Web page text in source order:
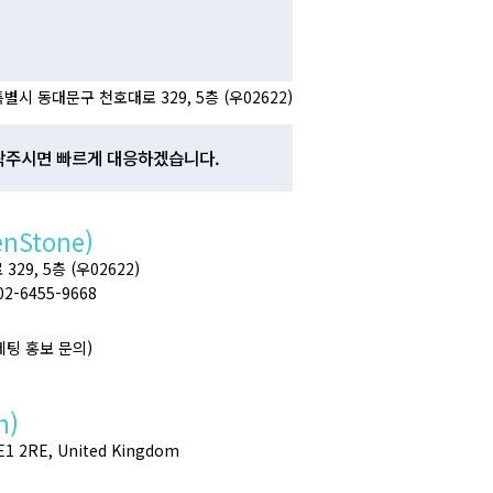
별시 동대문구 천호대로 329, 5층 (우02622)
시면 빠르게 대응하겠습니다.
329, 5층 (우02622)
6455-9668
홍보 문의)
2RE, United Kingdom